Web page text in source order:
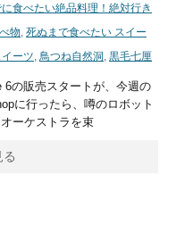
食べたい絶品料理！絶対行き
物, 死ぬまで食べたい スイー
ーツ, 鳥つね自然洞, 黒毛七厘
6の販売スタートが、今週の
に行ったら、噂のロボット
ーケストラを束